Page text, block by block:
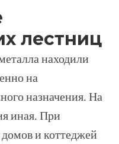
лестниц
находили
на
назначения. На
иная. При
и коттеджей